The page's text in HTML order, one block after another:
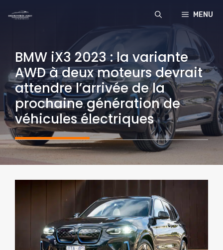
MENU
BMW iX3 2023 : la variante
AWD à deux moteurs devrait
attendre l’arrivée de la
prochaine génération de
véhicules électriques